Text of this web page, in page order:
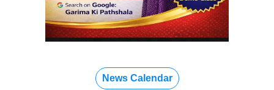
News Calendar